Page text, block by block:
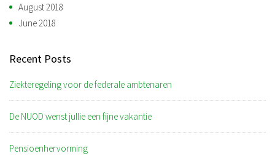
August 2018
June 2018
Recent Posts
Ziekteregeling voor de federale ambtenaren
De NUOD wenst jullie een fijne vakantie
Pensioenhervorming